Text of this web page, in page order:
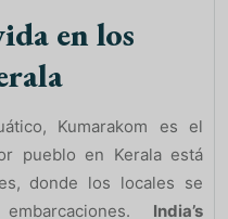
en los
Kumarakom es el
pueblo en Kerala está
donde los locales se
India’s